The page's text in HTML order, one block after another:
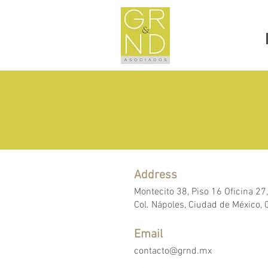
Address
Montecito 38, Piso 16 Oficina 27,
Col. Nápoles, Ciudad de México,
Email
contacto@grnd.mx